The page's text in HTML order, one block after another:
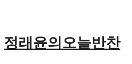
정래윤의오늘반찬